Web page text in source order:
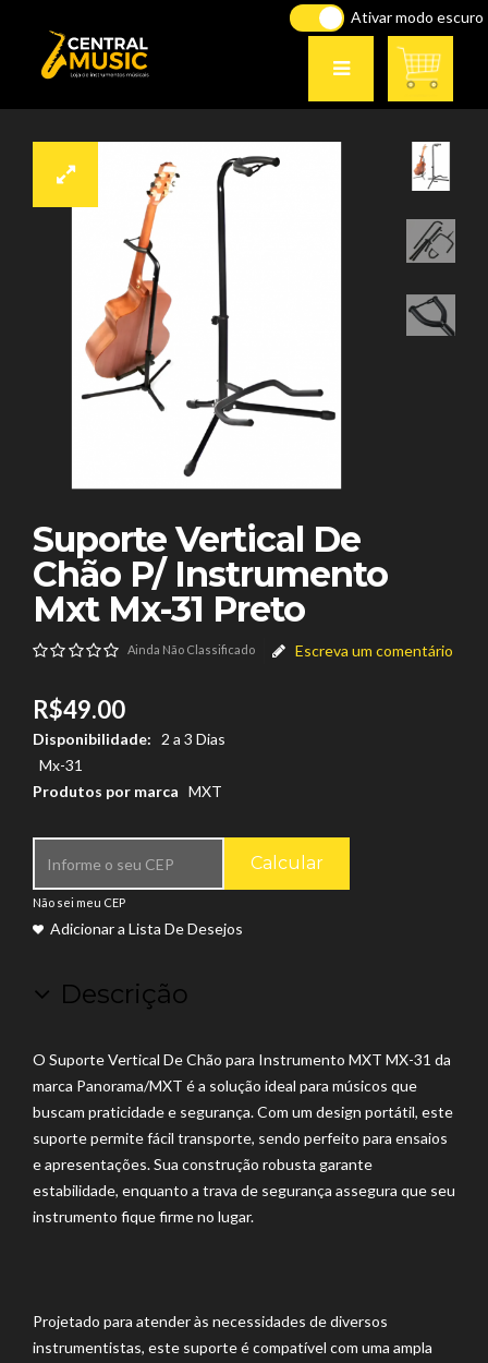
Ativar modo escuro
Suporte Vertical De
Chão P/ Instrumento
Mxt Mx-31 Preto
Ainda Não Classificado Escreva um comentário
R$49.00
Disponibilidade:
2 a 3 Dias
Mx-31
Produtos por marca MXT
Não sei meu CEP
Calcular
Adicionar a Lista De Desejos
Descrição
O Suporte Vertical De Chão para Instrumento MXT MX-31 da
marca Panorama/MXT é a solução ideal para músicos que
buscam praticidade e segurança. Com um design portátil, este
suporte permite fácil transporte, sendo perfeito para ensaios
e apresentações. Sua construção robusta garante
estabilidade, enquanto a trava de segurança assegura que seu
instrumento fique firme no lugar.
Projetado para atender às necessidades de diversos
instrumentistas, este suporte é compatível com uma ampla